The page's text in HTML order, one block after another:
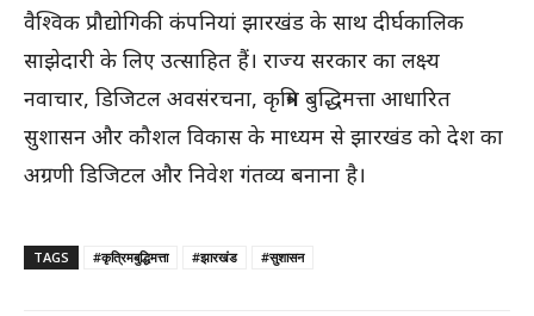
वैश्विक प्रौद्योगिकी कंपनियां झारखंड के साथ दीर्घकालिक
साझेदारी के लिए उत्साहित हैं। राज्य सरकार का लक्ष्य
नवाचार, डिजिटल अवसंरचना, कृत्रिम बुद्धिमत्ता आधारित
सुशासन और कौशल विकास के माध्यम से झारखंड को देश का
अग्रणी डिजिटल और निवेश गंतव्य बनाना है।
TAGS #कृत्रिमबुद्धिमत्ता #झारखंड #सुशासन